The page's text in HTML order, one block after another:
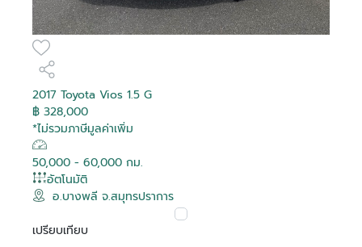
2017 Toyota Vios 1.5 G
฿ 328,000
*ไม่รวมภาษีมูลค่าเพิ่ม
50,000 - 60,000 กม.
อัตโนมัติ
อ.บางพลี จ.สมุทรปราการ
เปรียบเทียบ